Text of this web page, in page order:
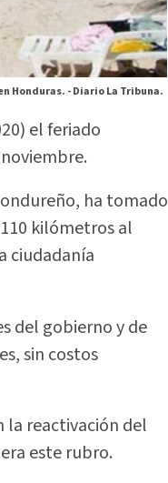
Honduras. -Diario La Tribuna.
el feriado
ha tomado
kilómetros al
ciudadanía
del gobierno y de
sin costos
la reactivación del
este rubro.